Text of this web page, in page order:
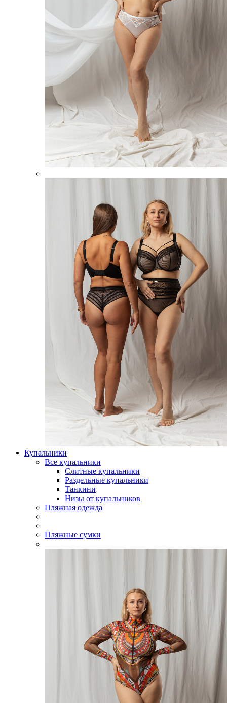
Купальники
Все купальники
Слитные купальники
Раздельные купальники
Танкини
Низы от купальников
Пляжная одежда
Пляжные сумки